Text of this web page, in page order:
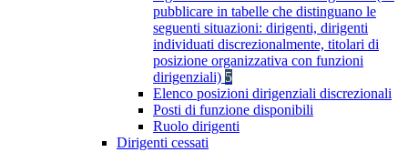
pubblicare in tabelle che distinguano le
seguenti situazioni: dirigenti, dirigenti
individuati discrezionalmente, titolari di
posizione organizzativa con funzioni
dirigenziali) 5
Elenco posizioni dirigenziali discrezionali
Posti di funzione disponibili
Ruolo dirigenti
Dirigenti cessati